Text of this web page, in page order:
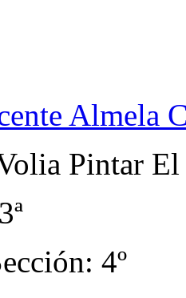
Almela
Pintar
4º